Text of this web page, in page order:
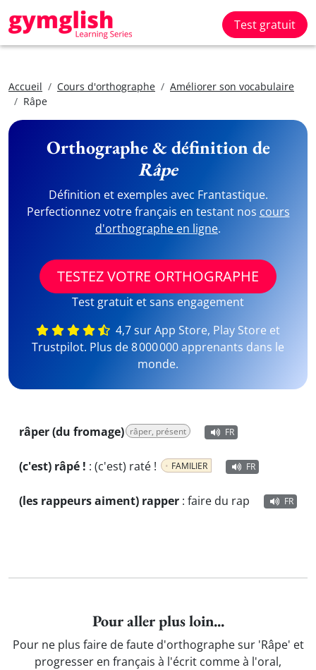
Test gratuit
Accueil Cours d'orthographe
Améliorer son vocabulaire
Râpe
Orthographe & définition de
Râpe
Définition et exemples avec Frantastique.
Perfectionnez votre français en testant nos cours
d'orthographe en ligne.
TESTEZ VOTRE ORTHOGRAPHE
Test gratuit et sans engagement
4,7 sur App Store, Play Store et
Trustpilot. Plus de 8 000 000 apprenants dans le
monde.
râper (du fromage) râper, présent FR
(c'est) râpé ! : (c'est) raté ! FAMILIER FR
(les rappeurs aiment) rapper : faire du rap FR
Pour aller plus loin...
Pour ne plus faire de faute d'orthographe sur 'Râpe' et
progresser en français à l'écrit comme à l'oral,